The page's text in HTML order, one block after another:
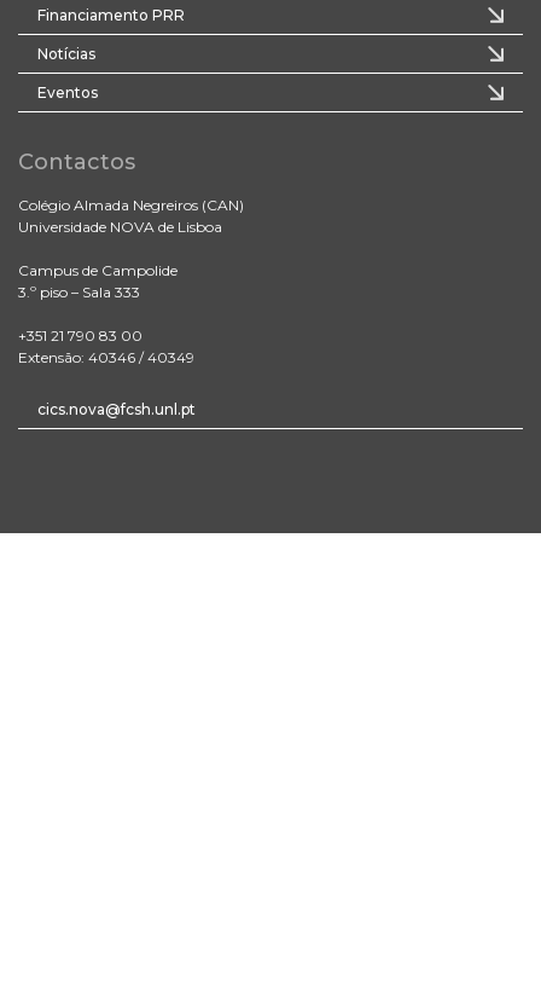
Financiamento PRR
Notícias
Eventos
Contactos
Colégio Almada Negreiros (CAN)
Universidade NOVA de Lisboa
Campus de Campolide
3.º piso – Sala 333
+351 21 790 83 00
Extensão: 40346 / 40349
cics.nova@fcsh.unl.pt